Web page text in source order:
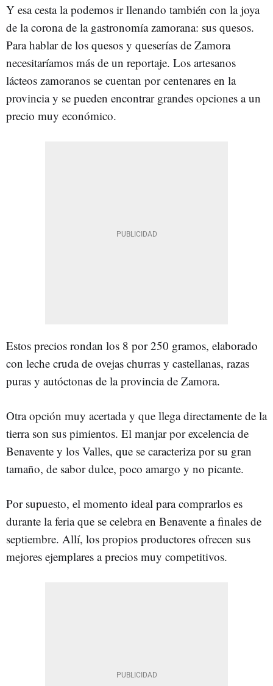
Y esa cesta la podemos ir llenando también con la joya
de la corona de la gastronomía zamorana: sus quesos.
Para hablar de los quesos y queserías de Zamora
necesitaríamos más de un reportaje. Los artesanos
lácteos zamoranos se cuentan por centenares en la
provincia y se pueden encontrar grandes opciones a un
precio muy económico.
Estos precios rondan los 8 por 250 gramos, elaborado
con leche cruda de ovejas churras y castellanas, razas
puras y autóctonas de la provincia de Zamora.
Otra opción muy acertada y que llega directamente de la
tierra son sus pimientos. El manjar por excelencia de
Benavente y los Valles, que se caracteriza por su gran
tamaño, de sabor dulce, poco amargo y no picante.
Por supuesto, el momento ideal para comprarlos es
durante la feria que se celebra en Benavente a finales de
septiembre. Allí, los propios productores ofrecen sus
mejores ejemplares a precios muy competitivos.